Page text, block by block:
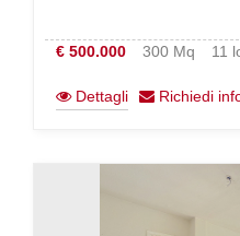
€ 500.000 300 Mq 11
Dettagli Richiedi